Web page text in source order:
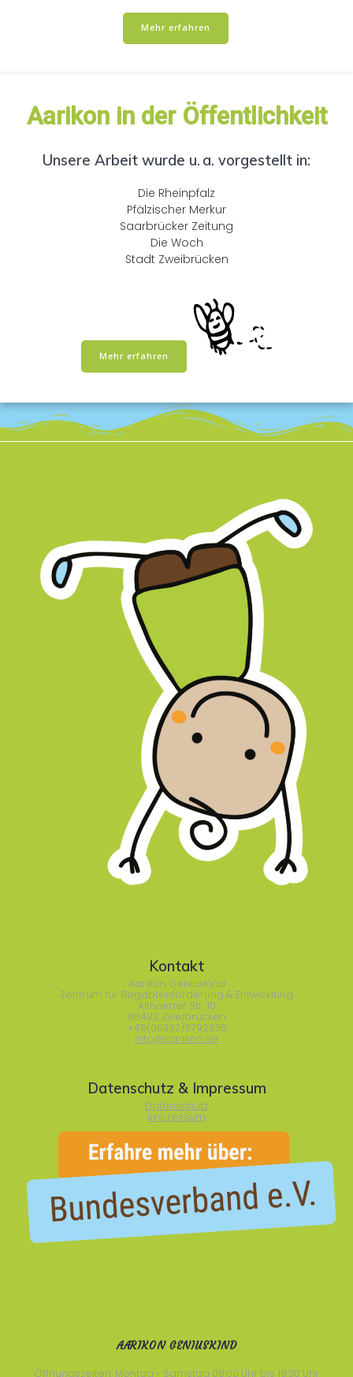
Mehr erfahren
Aarikon in der Öffentlichkeit
Unsere Arbeit wurde u. a. vorgestellt in:
Die Rheinpfalz
Pfälzischer Merkur
Saarbrücker Zeitung
Die Woch
Stadt Zweibrücken
Mehr erfahren
AARIKON GENIUSKIND
Öffnungszeiten: Montag - Samstag 08:00 Uhr bis 18:30 Uhr
Kontakt
Aarikon GeniusKind
Zentrum für Begabtenförderung & Entwicklung
Altheimer Str. 10
66482 Zweibrücken
+49(06332)9792936
info@aarikon.de
Datenschutz & Impressum
Datenschutz
Impressum